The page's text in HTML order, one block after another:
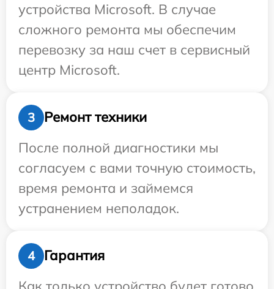
устройства Microsoft. В случае
сложного ремонта мы обеспечим
перевозку за наш счет в сервисный
центр Microsoft.
3
Ремонт техники
После полной диагностики мы
согласуем с вами точную стоимость,
время ремонта и займемся
устранением неполадок.
4
Гарантия